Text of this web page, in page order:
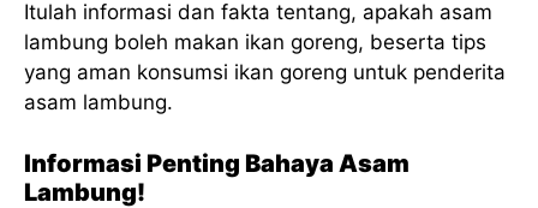
Itulah informasi dan fakta tentang, apakah asam
lambung boleh makan ikan goreng, beserta tips
yang aman konsumsi ikan goreng untuk penderita
asam lambung.
Informasi Penting Bahaya Asam
Lambung!